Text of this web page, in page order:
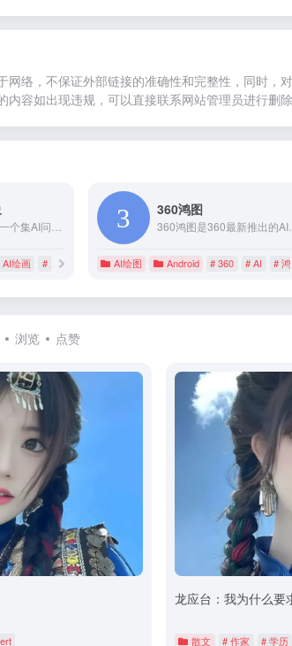
网络，不保证外部链接的准确性和完整性，同时，
内容如出现违规，可以直接联系网站管理员进行删除
AI绘画 # XCole
360鸿图
360鸿图是360最新推出的AI生成图片和插画工具，用户输入关键词描述，便可以一键生成图片。
AI绘图 Android # 360 # AI #
浏览 点赞
龙应台：我为什么要
散文 # 作家 # 学历